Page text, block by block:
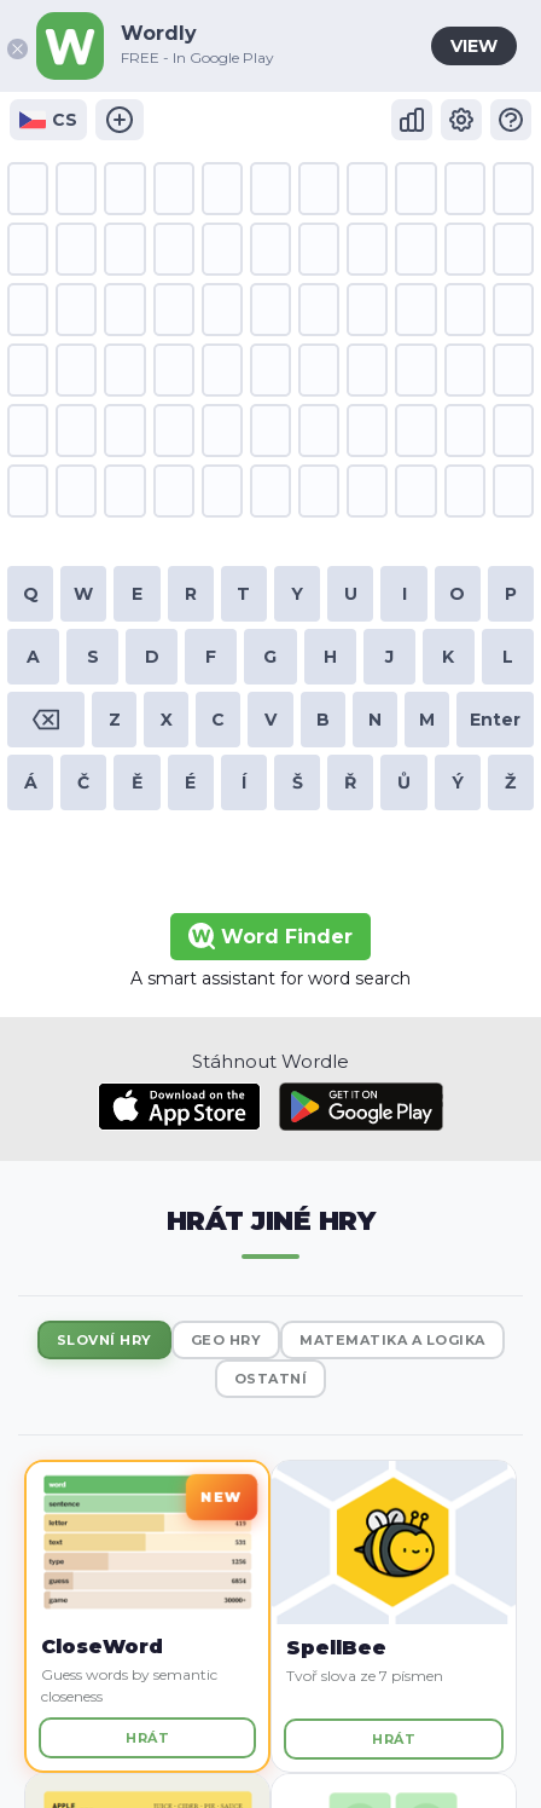
CS
Q W E R T Y U I O P
A S D F G H J K L
Z X C V B N M Enter
Á Č Ě É Í Š Ř Ů Ý Ž
Word Finder
A smart assistant for word search
Stáhnout Wordle
HRÁT JINÉ HRY
SLOVNÍ HRY GEO HRY MATEMATIKA A LOGIKA
OSTATNÍ
CloseWord
Guess words by semantic
closeness
HRÁT
SpellBee
Tvoř slova ze 7 písmen
HRÁT
Wordly
FREE - In Google Play
VIEW